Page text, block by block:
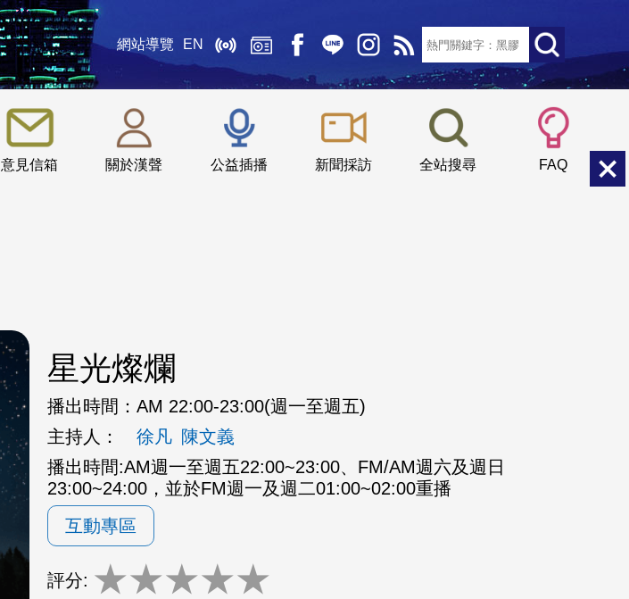
網站導覽 EN
意見信箱 關於漢聲 公益插播 新聞採訪 全站搜尋 FAQ
::: 小 中
星光燦爛
播出時間： AM 22:00-23:00(週一至週五)
主持人：
徐凡 陳文義
播出時間:AM週一至週五22:00~23:00、FM/AM週六及週日
23:00~24:00，並於FM週一及週二01:00~02:00重播
互動專區
評分: ★★★★★